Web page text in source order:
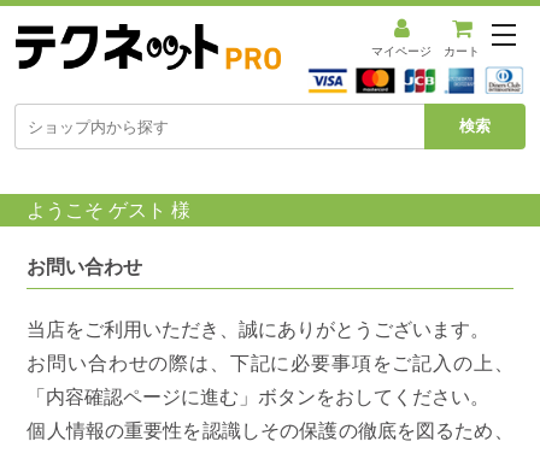
マイページ カート
メ
ュ
ー
を
く
ようこそ ゲスト 様
お問い合わせ
当店をご利用いただき、誠にありがとうございます。
お問い合わせの際は、下記に必要事項をご記入の上、
「内容確認ページに進む」ボタンをおしてください。
個人情報の重要性を認識しその保護の徹底を図るため、